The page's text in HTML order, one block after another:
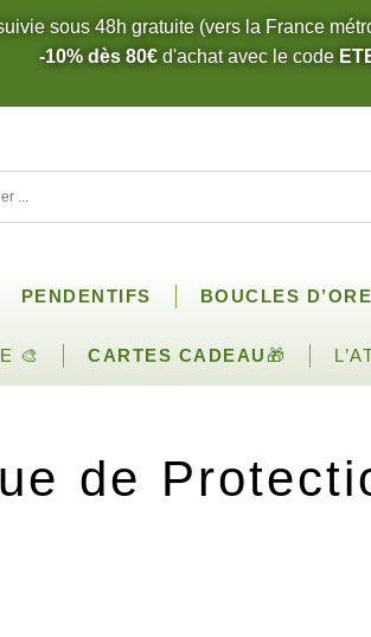
sous 48h gratuite (vers la France
-10% dès 80€d'achat avec le code
PENDENTIFS BOUCLES
🎨 CARTES CADEAU 🎁
de